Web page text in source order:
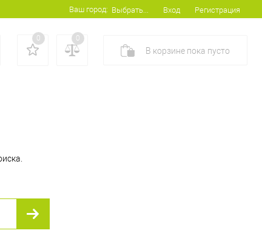
Ваш город: Выбрать... Вход Регистрация
0 0
В корзине пока пусто